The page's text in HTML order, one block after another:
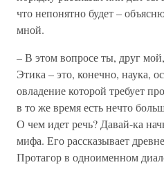
что непонятно будет –
мной.
– В этом вопросе ты, друг
Этика – это, конечно, наука,
овладение которой требует
в то же время есть нечто
О чем идет речь? Давай-ка
мифа. Его рассказывает
Протагор в одноименном